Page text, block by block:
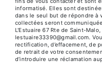
informatisé. Elles sont
dans le seul but de répondre à
collectées seront
L'Estuaire 67 Rte de Saint-
lestuaire33390@gmail.com.
rectification, d’effacement, de
de retrait de votre
d’introduire une réclamation